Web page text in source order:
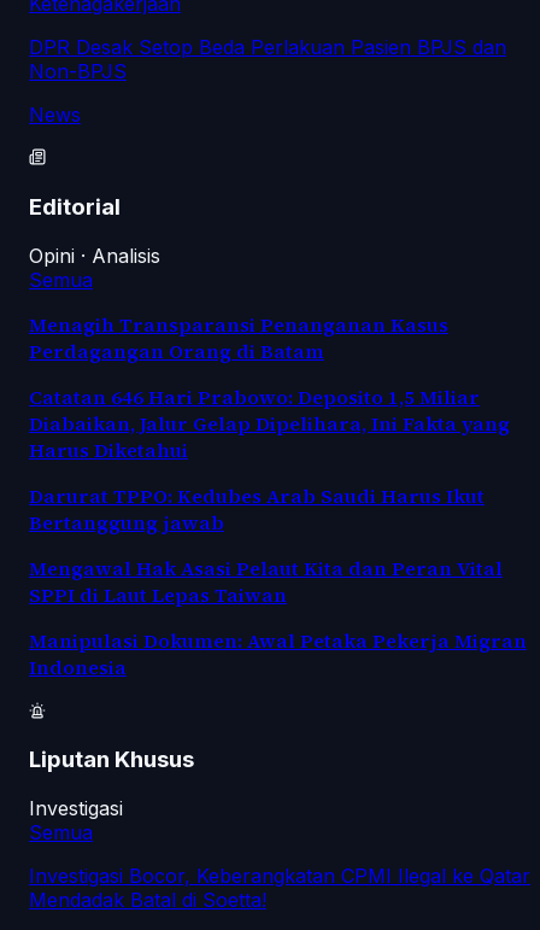
DPR Desak Setop Beda Perlakuan Pasien BPJS dan
Non-BPJS
News
Editorial
Opini · Analisis
Semua
Menagih Transparansi Penanganan Kasus
Perdagangan Orang di Batam
Catatan 646 Hari Prabowo: Deposito 1,5 Miliar
Diabaikan, Jalur Gelap Dipelihara, Ini Fakta yang
Harus Diketahui
Darurat TPPO: Kedubes Arab Saudi Harus Ikut
Bertanggung jawab
Mengawal Hak Asasi Pelaut Kita dan Peran Vital
SPPI di Laut Lepas Taiwan
Manipulasi Dokumen: Awal Petaka Pekerja Migran
Indonesia
Liputan Khusus
Investigasi
Semua
Investigasi Bocor, Keberangkatan CPMI Ilegal ke Qatar
Mendadak Batal di Soetta!